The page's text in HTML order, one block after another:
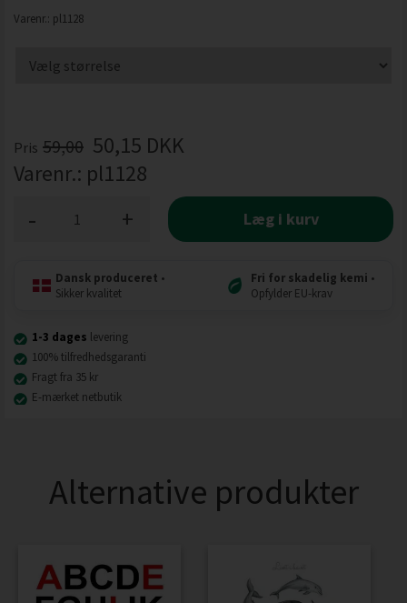
Varenr.: pl1128
Pris 59,00 50,15 DKK
Varenr.: pl1128
+
- Læg i kurv
Dansk produceret •
Sikker kvalitet
Fri for skadelig kemi •
Opfylder EU-krav
1-3 dages levering
100% tilfredhedsgaranti
Fragt fra 35 kr
E-mærket netbutik
Alternative produkter